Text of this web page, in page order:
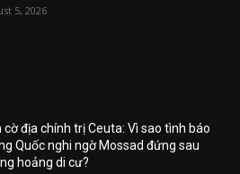
5, 2026
cờ địa chính trị Ceuta: Vì sao tình báo
Quốc nghi ngờ Mossad đứng sau
hoảng di cư?